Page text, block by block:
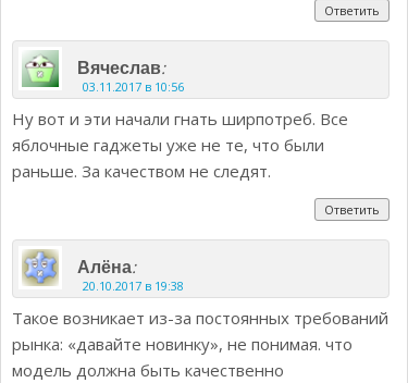
Ответить
Вячеслав:
03.11.2017 в 10:56
Ну вот и эти начали гнать ширпотреб. Все
яблочные гаджеты уже не те, что были
раньше. За качеством не следят.
Ответить
Алёна:
20.10.2017 в 19:38
Такое возникает из-за постоянных требований
рынка: «давайте новинку», не понимая. что
модель должна быть качественно